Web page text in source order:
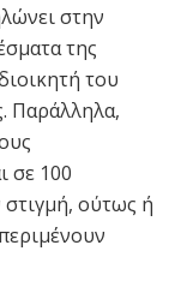
στην
της
του
Παράλληλα,
σε 100
στιγμή, ούτως ή